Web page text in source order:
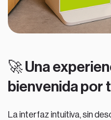
🚀 Una
bienvenida por
La interfaz intuitiva, sin